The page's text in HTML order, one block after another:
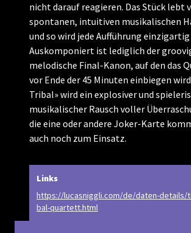
nicht darauf reagieren. Das Stück lebt
spontanen, intuitiven musikalischen
und so wird jede Aufführung einzigartig
Auskomponiert ist lediglich der
melodische Final-Kanon, auf den das
vor Ende der 45 Minuten einbiegen
Tribal» wird ein explosiver und
musikalischer Rausch voller
die eine oder andere Joker-Karte
auch noch zum Einsatz.
Links
https://lucasniggli.com/de/daten-details/
bal-quartett.html